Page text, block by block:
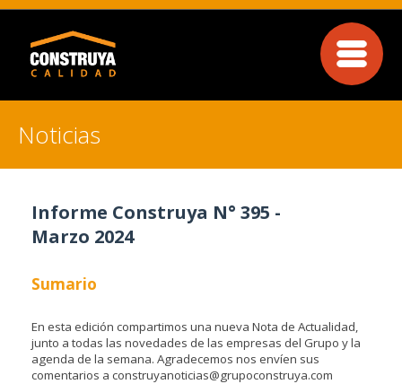
Noticias
Informe Construya N° 395 -
Marzo 2024
Sumario
En esta edición compartimos una nueva Nota de Actualidad,
junto a todas las novedades de las empresas del Grupo y la
agenda de la semana. Agradecemos nos envíen sus
comentarios a construyanoticias@grupoconstruya.com